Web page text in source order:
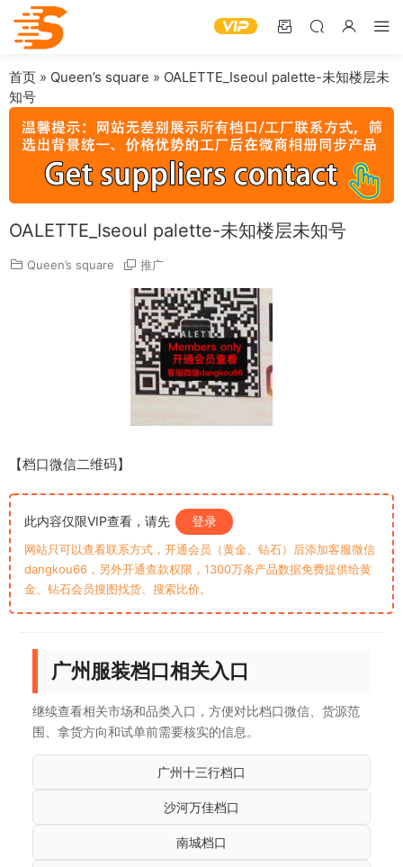
首页 » Queen’s square » OALETTE_Iseoul palette-未知楼层未
知号
OALETTE_Iseoul palette-未知楼层未知号
Queen’s square 推广
【档口微信二维码】
此内容仅限VIP查看，请先 登录
网站只可以查看联系方式，开通会员（黄金、钻石）后添加客服微信
dangkou66，另外开通查款权限，1300万条产品数据免费提供给黄
金、钻石会员搜图找货、搜索比价。
广州服装档口相关入口
继续查看相关市场和品类入口，方便对比档口微信、货源范
围、拿货方向和试单前需要核实的信息。
广州十三行档口
沙河万佳档口
南城档口